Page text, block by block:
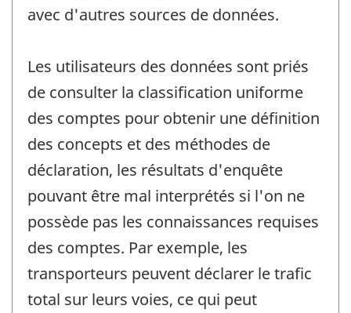
avec d'autres sources de données.
Les utilisateurs des données sont priés
de consulter la classification uniforme
des comptes pour obtenir une définition
des concepts et des méthodes de
déclaration, les résultats d'enquête
pouvant être mal interprétés si l'on ne
possède pas les connaissances requises
des comptes. Par exemple, les
transporteurs peuvent déclarer le trafic
total sur leurs voies, ce qui peut